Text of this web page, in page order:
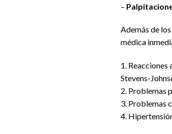
–
Además de
médica
1. Reacciones
Stevens-
2. Problemas
3. Problemas
4.